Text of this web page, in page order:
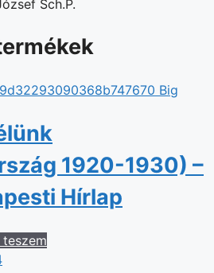
Sch.P.
1920-1930) –
Hírlap
teszem